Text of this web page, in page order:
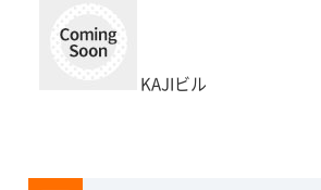
KAJIビル